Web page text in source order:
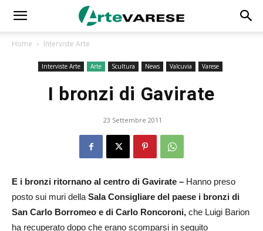
Home Interviste Arte
Interviste Arte Arte Scultura News Valcuvia Varese
I bronzi di Gavirate
23 Settembre 2011
E i bronzi ritornano al centro di Gavirate – Hanno preso
posto sui muri della Sala Consigliare del paese i bronzi di
San Carlo Borromeo e di Carlo Roncoroni, che Luigi Barion
ha recuperato dopo che erano scomparsi in seguito